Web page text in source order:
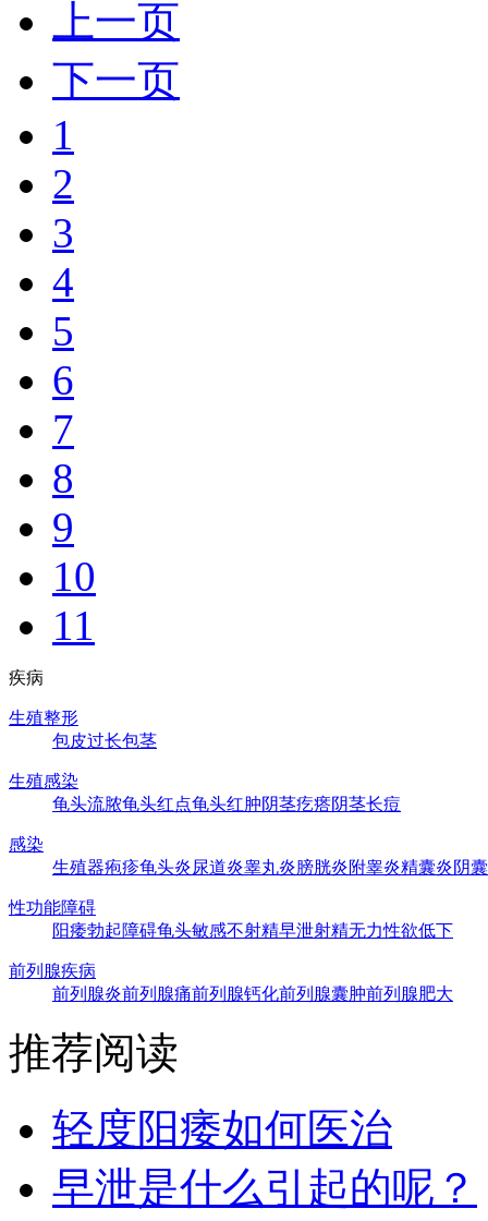
上一页
下一页
1
2
3
4
5
6
7
8
9
10
11
疾病
生殖整形
包皮过长包茎
生殖感染
龟头流脓龟头红点龟头红肿阴茎疙瘩阴茎长痘
感染
生殖器疱疹龟头炎尿道炎睾丸炎膀胱炎附睾炎精囊炎阴
性功能障碍
阳痿勃起障碍龟头敏感不射精早泄射精无力性欲低下
前列腺疾病
前列腺炎前列腺痛前列腺钙化前列腺囊肿前列腺肥大
推荐阅读
轻度阳痿如何医治
早泄是什么引起的呢？